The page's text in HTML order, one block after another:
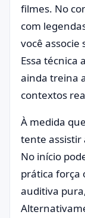
filmes. No
com
você
Essa técnica
ainda treina
contextos
À medida
tente assistir
No início
prática força
auditiva